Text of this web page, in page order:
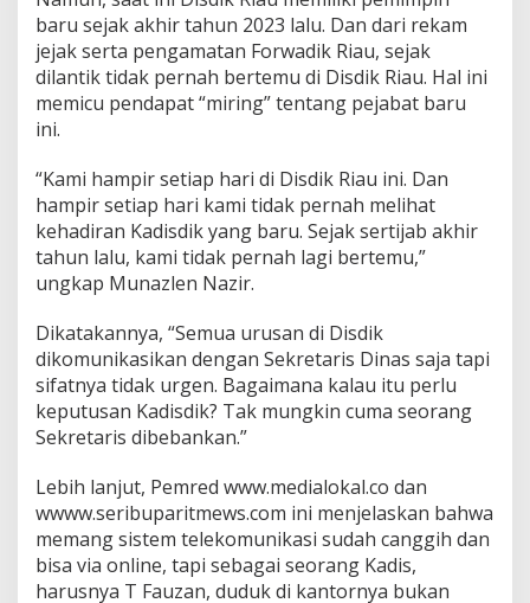
baru sejak akhir tahun 2023 lalu. Dan dari rekam
jejak serta pengamatan Forwadik Riau, sejak
dilantik tidak pernah bertemu di Disdik Riau. Hal ini
memicu pendapat “miring” tentang pejabat baru
ini.
“Kami hampir setiap hari di Disdik Riau ini. Dan
hampir setiap hari kami tidak pernah melihat
kehadiran Kadisdik yang baru. Sejak sertijab akhir
tahun lalu, kami tidak pernah lagi bertemu,”
ungkap Munazlen Nazir.
Dikatakannya, “Semua urusan di Disdik
dikomunikasikan dengan Sekretaris Dinas saja tapi
sifatnya tidak urgen. Bagaimana kalau itu perlu
keputusan Kadisdik? Tak mungkin cuma seorang
Sekretaris dibebankan.”
Lebih lanjut, Pemred www.medialokal.co dan
wwww.seribuparitmews.com ini menjelaskan bahwa
memang sistem telekomunikasi sudah canggih dan
bisa via online, tapi sebagai seorang Kadis,
harusnya T Fauzan, duduk di kantornya bukan